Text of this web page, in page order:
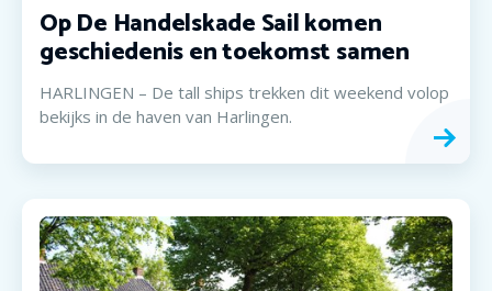
Op De Handelskade Sail komen
geschiedenis en toekomst samen
HARLINGEN – De tall ships trekken dit weekend volop
bekijks in de haven van Harlingen.